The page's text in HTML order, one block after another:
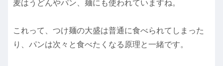
麦はうどんやパン、麺にも使われていますね。
これって、つけ麺の大盛は普通に食べられてしまった
り、パンは次々と食べたくなる原理と一緒です。